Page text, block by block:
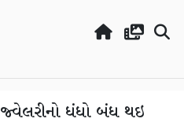
ધંધો બંધ થઇ